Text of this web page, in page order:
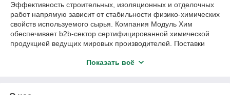
Эффективность строительных, изоляционных и отделочных
работ напрямую зависит от стабильности физико-химических
свойств используемого сырья. Компания Модуль Хим
обеспечивает b2b-сектор сертифицированной химической
продукцией ведущих мировых производителей. Поставки
соответствие каждой партии материалов действующим
Показать всё